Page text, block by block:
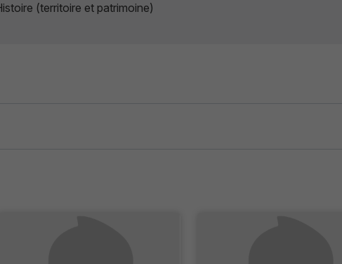
(territoire et patrimoine)